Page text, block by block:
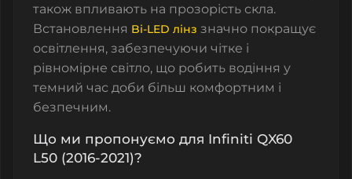
також впливають на прозорість скла.
Встановлення Bi-LED лінз значно покращує
освітлення, забезпечуючи чітке і
рівномірне світло, що робить водіння у
темний час доби більш комфортним і
безпечним.
Що ми пропонуємо для Infiniti QX60
L50 (2016-2021)?